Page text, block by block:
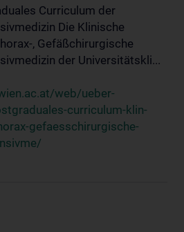
Curriculum der
Die Klinische
, Gefäßchirurgische
der Universitätskli...
web/ueber-
curriculum-klin-
gefaesschirurgische-